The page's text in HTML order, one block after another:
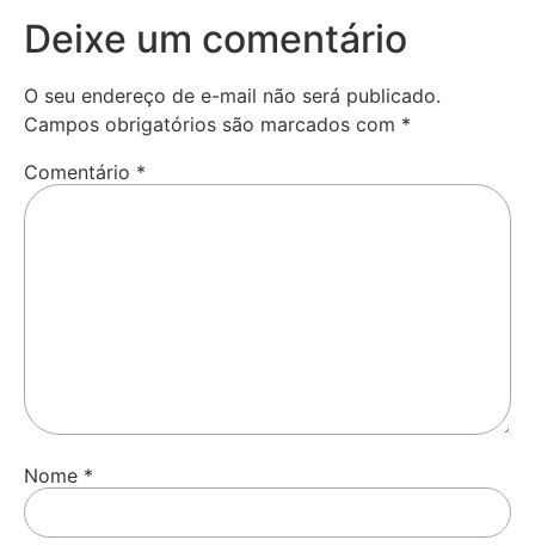
Deixe um comentário
O seu endereço de e-mail não será publicado.
Campos obrigatórios são marcados com *
Comentário *
Nome *